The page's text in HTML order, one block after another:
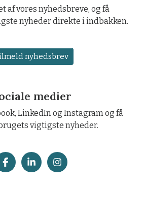
af vores nyhedsbreve, og få
nyheder direkte i indbakken.
nyhedsbrev
medier
LinkedIn og Instagram og få
vigtigste nyheder.